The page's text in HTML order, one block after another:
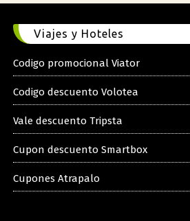
Viajes y Hoteles
Codigo promocional Viator
Codigo descuento Volotea
Vale descuento Tripsta
Cupon descuento Smartbox
Cupones Atrapalo